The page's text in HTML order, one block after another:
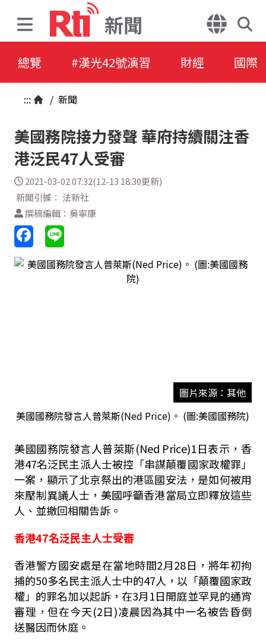
新聞
總覽 #漢光42號演習 財經 國際
::: / 新聞
美國務院接力發聲 華府持續關注香
港泛民47人受審
2021-03-02 07:32(12-13 18:30更新)
新聞引據： 法新社
撰稿編輯：吳寧康
圖片來源：其他
美國國務院發言人普萊斯(Ned Price)。 (圖:美國國務院)
美國國務院發言人普萊斯(Ned Price)1日表示，香
港47名泛民主派人士被控「串謀顛覆國家政權罪」
一案，顯示了北京祭出的港區國安法，是如何被用
來壓制異議人士，美國呼籲香港當局立即釋放這些
人、並撤回相關告訴。
香港47名泛民主人士受審
香港警方國安處是在當地時間2月28日，將年初拘
捕的50多名民主派人士中的47人，以「顛覆國家政
權」的罪名加以起訴，在3月1日開庭並罕見的通宵
審理，但在今天(2日)凌晨因為其中一名被告昏倒
送醫因而休庭。